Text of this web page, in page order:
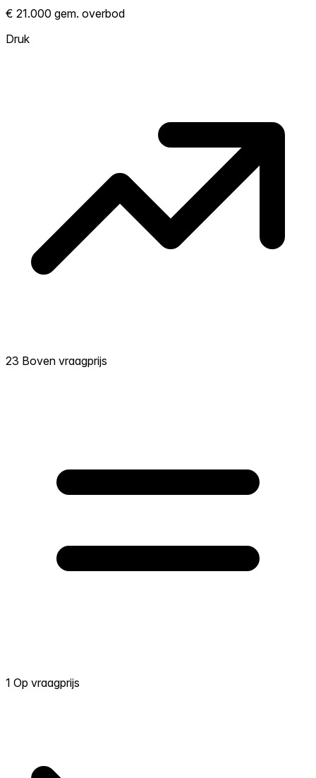
Laat zien hoe competitief de markt hier is.
Hoe meer woningen boven vraagprijs
verkopen, hoe heter. Heet? Verwacht
€ 21.000 gem. overbod
Druk
23 Boven vraagprijs
1 Op vraagprijs